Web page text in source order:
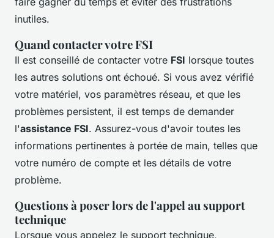
inutiles.
Quand contacter votre FSI
Il est conseillé de contacter votre FSI lorsque toutes
les autres solutions ont échoué. Si vous avez vérifié
votre matériel, vos paramètres réseau, et que les
problèmes persistent, il est temps de demander
l'assistance FSI. Assurez-vous d'avoir toutes les
informations pertinentes à portée de main, telles que
votre numéro de compte et les détails de votre
problème.
Questions à poser lors de l'appel au support
technique
Lorsque vous appelez le support technique,